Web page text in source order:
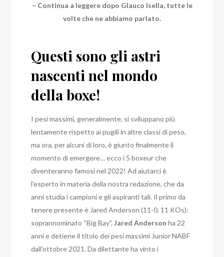
– Continua a leggere dopo Glauco Isella, tutte le
volte che ne abbiamo parlato.
Questi sono gli astri
nascenti nel mondo
della boxe!
I pesi massimi, generalmente, si sviluppano più
lentamente rispetto ai pugili in altre classi di peso,
ma ora, per alcuni di loro, è giunto finalmente il
momento di emergere… ecco i 5 boxeur che
diventeranno famosi nel 2022! Ad aiutarci è
l’esperto in materia della nostra redazione, che da
anni studia i campioni e gli aspiranti tali. Il primo da
tenere presente è Jared Anderson (11-0, 11 KOs):
soprannominato “Big Bay”,Jared Anderson ha 22
anni e detiene il titolo dei pesi massimi Junior NABF
dall’ottobre 2021. Da dilettante ha vinto i